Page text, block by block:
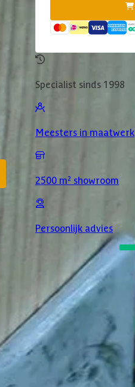
Specialist sinds 1998
Meesters in maatwerk
2500 m² showroom
Persoonlijk advies